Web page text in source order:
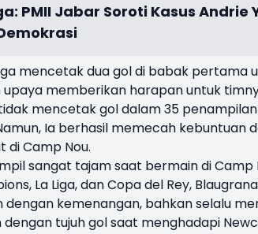
PMII Jabar Soroti Kasus
mencetak dua gol di babak pertama
upaya memberikan harapan untuk
mencetak gol dalam 35 penampilan
Ia berhasil memecah kebuntuan
di Camp Nou.
sangat tajam saat bermain di Camp
La Liga, dan Copa del Rey,
kemenangan, bahkan selalu
dengan tujuh gol saat menghadapi